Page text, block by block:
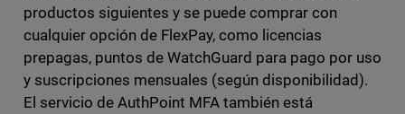
productos siguientes y se puede comprar con
cualquier opción de FlexPay, como licencias
prepagas, puntos de WatchGuard para pago por uso
y suscripciones mensuales (según disponibilidad).
El servicio de AuthPoint MFA también está